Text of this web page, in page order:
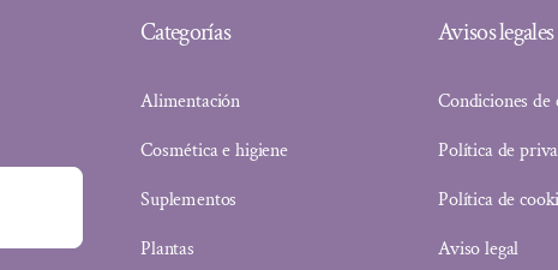
Categorías
Alimentación
Cosmética e higiene
Suplementos
Plantas
Avisos legales
Condiciones de
Política de
Política de
Aviso legal